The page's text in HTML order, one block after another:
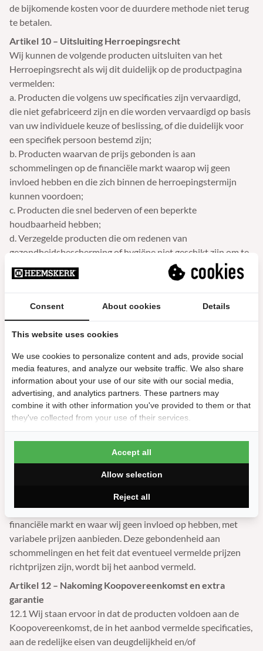
de bijkomende kosten voor de duurdere methode niet terug
te betalen.
Artikel 10 – Uitsluiting Herroepingsrecht
Wij kunnen de volgende producten uitsluiten van het
Herroepingsrecht als wij dit duidelijk op de productpagina
vermelden:
a. Producten die volgens uw specificaties zijn vervaardigd,
die niet gefabriceerd zijn en die worden vervaardigd op basis
van uw individuele keuze of beslissing, of die duidelijk voor
een specifiek persoon bestemd zijn;
b. Producten waarvan de prijs gebonden is aan
schommelingen op de financiële markt waarop wij geen
invloed hebben en die zich binnen de herroepingstermijn
kunnen voordoen;
c. Producten die snel bederven of een beperkte
houdbaarheid hebben;
d. Verzegelde producten die om redenen van
gezondheidsbescherming of hygiëne niet geschikt zijn om te
worden teruggezonden en waarvan de verzegeling na
levering is verbroken;
e. Producten die na levering door hun aard onherroepelijk
vermengd zijn met andere producten;
f. Verzegelde audio-, video-opnamen en
computerprogrammatuur, waarvan de verzegeling na
levering is verbroken;
g. Kranten, tijdschriften of magazines.
Artikel 11 – De prijs
11.1 De op de productpagina vermelde prijzen zijn inclusief
btw.
geldigheidsduur van aanbiedingen worden de prijzen van de
aangeboden producten niet verhoogd, behalve
11.3 In afwijking van het vorige lid kunnen wij producten
waarvan de prijzen gebonden zijn aan schommelingen op de
financiële markt en waar wij geen invloed op hebben, met
variabele prijzen aanbieden. Deze gebondenheid aan
schommelingen en het feit dat eventueel vermelde prijzen
richtprijzen zijn, wordt bij het aanbod vermeld.
Artikel 12 – Nakoming Koopovereenkomst en extra
garantie
12.1 Wij staan ervoor in dat de producten voldoen aan de
Koopovereenkomst, de in het aanbod vermelde specificaties,
aan de redelijke eisen van deugdelijkheid en/of
Consent About cookies Details
This website uses cookies
We use cookies to personalize content and ads, provide social
media features, and analyze our website traffic. We also share
information about your use of our site with our social media,
advertising, and analytics partners. These partners may
combine it with other information you've provided to them or that
they've collected from your use of their services.
Reject all
Allow selection
Accept all